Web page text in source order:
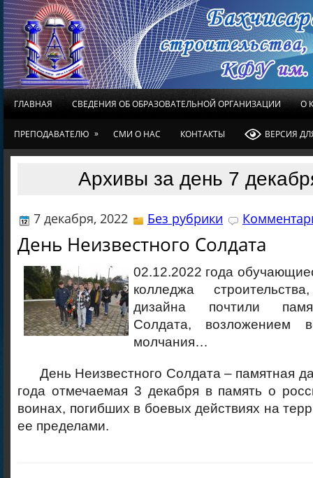
ГЛАВНАЯ СВЕДЕНИЯ ОБ ОБРАЗОВАТЕЛЬНОЙ ОРГАНИЗАЦИИ О
ПРЕПОДАВАТЕЛЮ » СМИ О НАС КОНТАКТЫ ВЕРСИЯ
Архивы за день 7
7 декабря, 2022 Без рубрики
День Неизвестного Солдата
02.12.2022 года
колледжа
дизайна почтили
Солдата, возложением
молчания…
День Неизвестного Солдата – памятная
года отмечаемая 3 декабря в память о
воинах, погибших в боевых действиях на
ее пределами.